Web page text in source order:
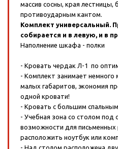
массив сосны, края
противоударным кантом.
Комплект универсальный.
собирается и в левую, и в
Наполнение шкафа - полки
- Кровать чердак Л-1 по
- Комплект занимает
малых габаритов, экономия
одной кровати!
- Кровать с большим
- Учебная зона со столом
возможности для
расположить ноутбук или
- Над столом расположена